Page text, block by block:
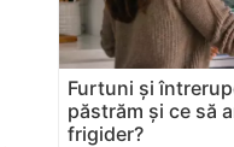
Furtuni și
păstrăm și ce să
frigider?